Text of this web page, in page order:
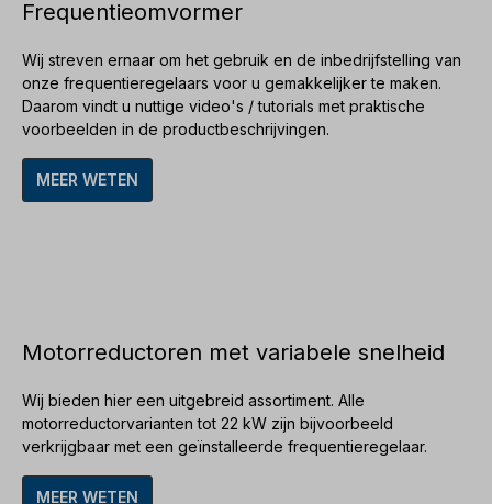
Frequentieomvormer
Wij streven ernaar om het gebruik en de inbedrijfstelling van
onze frequentieregelaars voor u gemakkelijker te maken.
Daarom vindt u nuttige video's / tutorials met praktische
voorbeelden in de productbeschrijvingen.
MEER WETEN
Motorreductoren met variabele snelheid
Wij bieden hier een uitgebreid assortiment. Alle
motorreductorvarianten tot 22 kW zijn bijvoorbeeld
verkrijgbaar met een geïnstalleerde frequentieregelaar.
MEER WETEN